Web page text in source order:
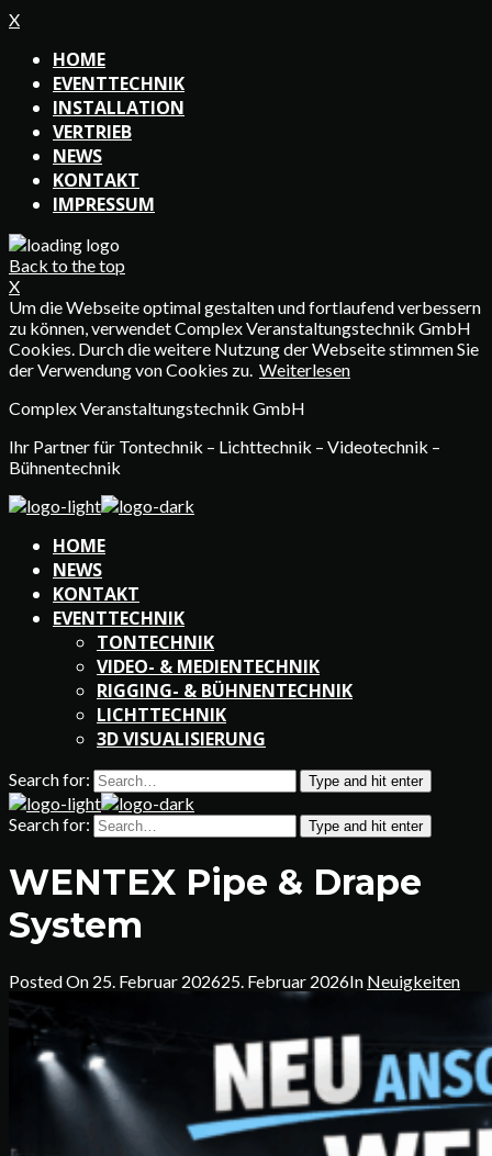
X
HOME
EVENTTECHNIK
INSTALLATION
VERTRIEB
NEWS
KONTAKT
IMPRESSUM
Back to the top
X
Um die Webseite optimal gestalten und fortlaufend verbessern
zu können, verwendet Complex Veranstaltungstechnik GmbH
Cookies. Durch die weitere Nutzung der Webseite stimmen Sie
der Verwendung von Cookies zu. Weiterlesen
Complex Veranstaltungstechnik GmbH
Ihr Partner für Tontechnik – Lichttechnik – Videotechnik –
Bühnentechnik
HOME
NEWS
KONTAKT
EVENTTECHNIK
TONTECHNIK
VIDEO- & MEDIENTECHNIK
RIGGING- & BÜHNENTECHNIK
LICHTTECHNIK
3D VISUALISIERUNG
Search for: Type and hit enter
Search for: Type and hit enter
WENTEX Pipe & Drape
System
Posted On 25. Februar 202625. Februar 2026In Neuigkeiten